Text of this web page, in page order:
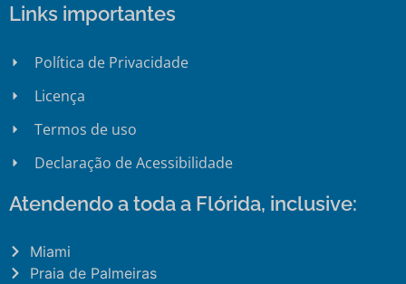
Links importantes
Política de Privacidade
Licença
Termos de uso
Declaração de Acessibilidade
Atendendo a toda a Flórida, inclusive:
Miami
Praia de Palmeiras